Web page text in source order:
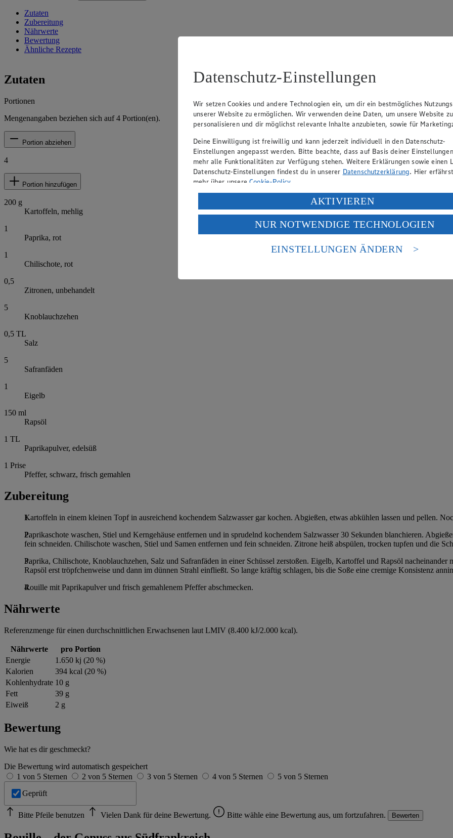
Zutaten
Zubereitung
Nährwerte
Bewertung
Ähnliche Rezepte
Zutaten
Portionen
Mengenangaben beziehen sich auf4 Portion(en).
Portion abziehen
4
Portion hinzufügen
200 g
Kartoffeln, mehlig
1
Paprika, rot
1
Chilischote, rot
0,5
Zitronen, unbehandelt
5
Knoblauchzehen
0,5 TL
Salz
5
Safranfäden
1
Eigelb
150 ml
Rapsöl
1 TL
Paprikapulver, edelsüß
1 Prise
Pfeffer, schwarz, frisch gemahlen
Zubereitung
Kartoffeln in einem kleinen Topf in ausreichend kochendem Salzwasser gar kochen. Abgießen, etwas abkühlen lassen und pellen.
Paprikaschote waschen, Stiel und Kerngehäuse entfernen und in sprudelnd kochendem Salzwasser 30 Sekunden blanchieren.
fein schneiden. Chilischote waschen, Stiel und Samen entfernen und fein schneiden. Zitrone heiß abspülen, trocken tupfen und die
Paprika, Chilischote, Knoblauchzehen, Salz und Safranfäden in einer Schüssel zerstoßen. Eigelb, Kartoffel und Rapsöl nacheinander
Rapsöl erst tröpfchenweise und dann im dünnen Strahl einfließt. So lange kräftig schlagen, bis die Soße eine cremige Konsistenz
Rouille mit Paprikapulver und frisch gemahlenem Pfeffer abschmecken.
Nährwerte
Referenzmenge für einen durchschnittlichen Erwachsenen laut LMIV (8.400 kJ/2.000 kcal).
Nährwerte
pro Portion
Energie
1.650 kj (20 %)
Kalorien
394 kcal (20 %)
Kohlenhydrate 10 g
Fett
39 g
Eiweiß
2 g
Bewertung
Wie hat es dir geschmeckt?
Die Bewertung wird automatisch gespeichert
1 von 5 Sternen
2 von 5 Sternen 3 von 5 Sternen 4 von 5 Sternen
5 von 5 Sternen
Geprüft
Bitte Pfeile benutzen Vielen Dank für deine Bewertung. Bitte wähle eine Bewertung aus, um fortzufahren. Bewerten
Datenschutz-Einstellungen
Wir setzen Cookies und andere Technologien ein, um dir ein bestmögliches
unserer Website zu ermöglichen. Wir verwenden deine Daten, um unsere Website zu
personalisieren und dir möglichst relevante Inhalte anzubieten, sowie für
Deine Einwilligung ist freiwillig und kann jederzeit individuell in den Datenschutz-
Einstellungen angepasst werden. Bitte beachte, dass auf Basis deiner
mehr alle Funktionalitäten zur Verfügung stehen. Weitere Erklärungen sowie einen
Datenschutz-Einstellungen findest du in unserer Datenschutzerklärung. Hier
mehr über unsereCookie-Policy.
Verarbeitung deiner personenbezogenen Daten in den USA durch Facebook und
Wenn du auf „Aktivieren“ klickst, willigst du im Sinne des Art. 49 Abs. 1 Satz 1 lit.
ein, dass deine Daten in den USA verarbeitet werden. Der EuGH sieht die USA als
einem nach europäischen Standards nicht angemessenen Datenschutzniveau an. Es
Risiko eines Zugriffs durch US-amerikanische Behörden.
AKTIVIEREN
NUR NOTWENDIGE TECHNOLOGIEN
EINSTELLUNGEN ÄNDERN